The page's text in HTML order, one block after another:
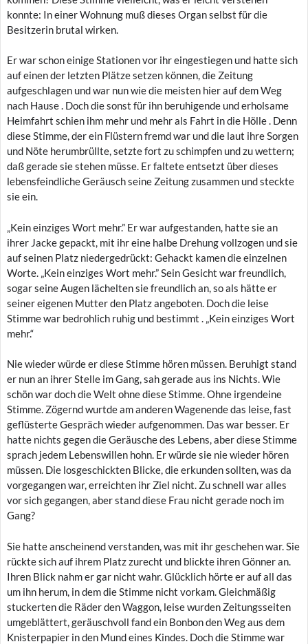
konnte: In einer Wohnung muß dieses Organ selbst für die
Besitzerin brutal wirken.
Er war schon einige Stationen vor ihr eingestiegen und hatte sich
auf einen der letzten Plätze setzen können, die Zeitung
aufgeschlagen und war nun wie die meisten hier auf dem Weg
nach Hause . Doch die sonst für ihn beruhigende und erholsame
Heimfahrt schien ihm mehr und mehr als Fahrt in die Hölle . Denn
diese Stimme, der ein Flüstern fremd war und die laut ihre Sorgen
und Nöte herumbrüllte, setzte fort zu schimpfen und zu wettern;
daß gerade sie stehen müsse. Er faltete entsetzt über dieses
lebensfeindliche Geräusch seine Zeitung zusammen und steckte
sie ein.
„Kein einziges Wort mehr.” Er war aufgestanden, hatte sie an
ihrer Jacke gepackt, mit ihr eine halbe Drehung vollzogen und sie
auf seinen Platz niedergedrückt: Gehackt kamen die einzelnen
Worte. „Kein einziges Wort mehr.” Sein Gesicht war freundlich,
sogar seine Augen lächelten sie freundlich an, so als hätte er
seiner eigenen Mutter den Platz angeboten. Doch die leise
Stimme war bedrohlich ruhig und bestimmt . „Kein einziges Wort
mehr.“
Nie wieder würde er diese Stimme hören müssen. Beruhigt stand
er nun an ihrer Stelle im Gang, sah gerade aus ins Nichts. Wie
schön war doch die Welt ohne diese Stimme. Ohne irgendeine
Stimme. Zögernd wurtde am anderen Wagenende das leise, fast
geflüsterte Gespräch wieder aufgenommen. Das war besser. Er
hatte nichts gegen die Geräusche des Lebens, aber diese Stimme
sprach jedem Lebenswillen hohn. Er würde sie nie wieder hören
müssen. Die losgeschickten Blicke, die erkunden sollten, was da
vorgegangen war, erreichten ihr Ziel nicht. Zu schnell war alles
vor sich gegangen, aber stand diese Frau nicht gerade noch im
Gang?
Sie hatte anscheinend verstanden, was mit ihr geschehen war. Sie
rückte sich auf ihrem Platz zurecht und blickte ihren Gönner an.
Ihren Blick nahm er gar nicht wahr. Glücklich hörte er auf all das
um ihn herum, in dem die Stimme nicht vorkam. Gleichmäßig
stuckerten die Räder den Waggon, leise wurden Zeitungsseiten
umgeblättert, geräuschvoll fand ein Bonbon den Weg aus dem
Knisterpapier in den Mund eines Kindes. Doch die Stimme war